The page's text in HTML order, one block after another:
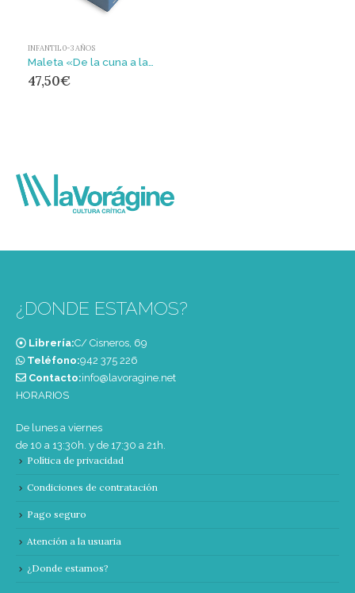
INFANTIL 0-3 AÑOS
Maleta «De la cuna a la luna» : Maleta «De la cuna a la luna»
47,50€
¿DONDE ESTAMOS?
Librería:C/ Cisneros, 69
Teléfono:‭942 375 226‬
Contacto:info@lavoragine.net
HORARIOS
De lunes a viernes
de 10 a 13:30h. y de 17:30 a 21h.
Política de privacidad
Condiciones de contratación
Pago seguro
Atención a la usuaria
¿Donde estamos?